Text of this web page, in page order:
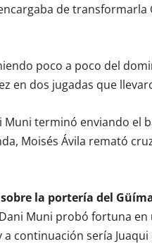
de
poco a poco del
en dos jugadas que
Muni terminó enviando el
Moisés Ávila remató
la portería del
Dani Muni probó fortuna
continuación sería